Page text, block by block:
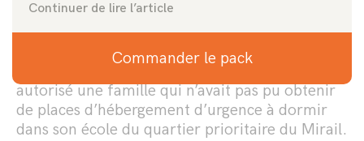
Le vendredi 12 janvier au matin, la directrice de
l’école élémentaire Simone-Veil, au sud-ouest
de Toulouse, a été convoquée par le Rectorat
de Toulouse (Haute-Garonne). Sa faute ? Avoir
autorisé une famille qui n’avait pas pu obtenir
de places d’hébergement d’urgence à dormir
dans son école du quartier prioritaire du Mirail.
Continuer de lire l’article
Commander le pack